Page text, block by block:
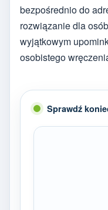
bezpośrednio do
rozwiązanie dla
wyjątkowym
osobistego
Sprawdź